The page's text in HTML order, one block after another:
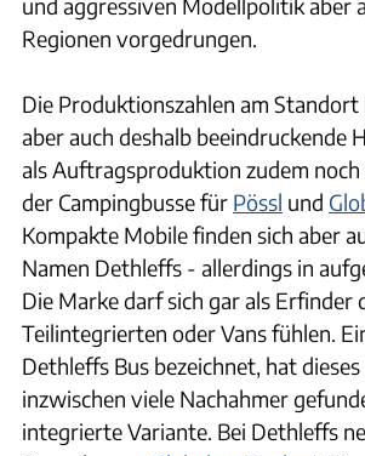
und aggressiven Modellpolitik aber
Regionen vorgedrungen.
Die Produktionszahlen am Standort
aber auch deshalb beeindruckende
als Auftragsproduktion zudem
der Campingbusse für Pössl und
Kompakte Mobile finden sich aber
Namen Dethleffs - allerdings in
Die Marke darf sich gar als Erfinder
Teilintegrierten oder Vans fühlen.
Dethleffs Bus bezeichnet, hat
inzwischen viele Nachahmer
integrierte Variante. Bei Dethleffs